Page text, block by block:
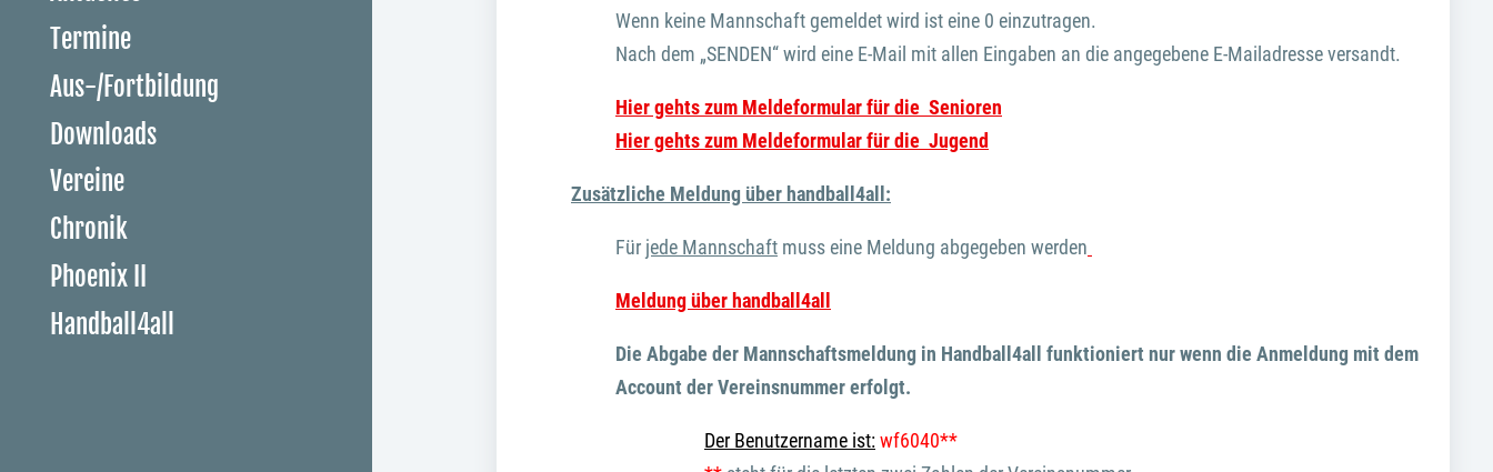
Termine
Aus-/Fortbildung
Downloads
Vereine
Chronik
Phoenix II
Handball4all
Wenn keine Mannschaft gemeldet wird ist eine 0 einzutragen.
Nach dem „SENDEN“ wird eine E-Mail mit allen Eingaben an die angegebene E-Mailadresse versandt.
Hier gehts zum Meldeformular für die Senioren
Hier gehts zum Meldeformular für die Jugend
Zusätzliche Meldung über handball4all:
Für jede Mannschaft muss eine Meldung abgegeben werden
Meldung über handball4all
Die Abgabe der Mannschaftsmeldung in Handball4all funktioniert nur wenn die Anmeldung mit dem
Account der Vereinsnummer erfolgt.
Der Benutzername ist:wf6040**